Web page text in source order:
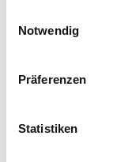
Trigger Symbol
können
Notwendig
Präferenzen
Statistiken